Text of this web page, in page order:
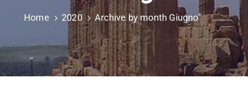
Home 2020 Archive by month Giugno"